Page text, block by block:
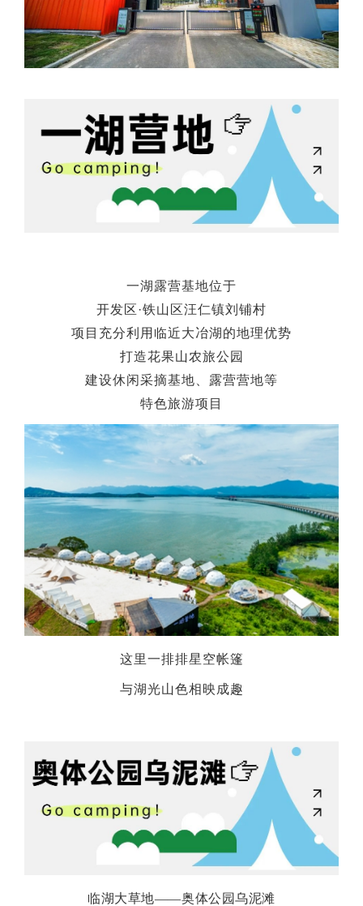
一湖露营基地位于
开发区·铁山区汪仁镇刘铺村
项目充分利用临近大冶湖的地理优势
打造花果山农旅公园
建设休闲采摘基地、露营营地等
特色旅游项目
这里一排排星空帐篷
与湖光山色相映成趣
临湖大草地——奥体公园乌泥滩